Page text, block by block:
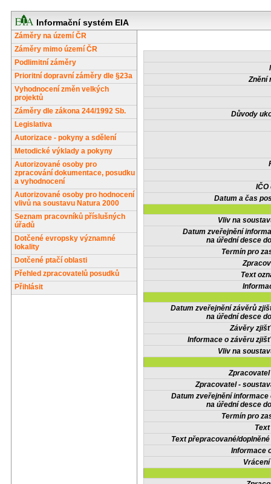
Informační systém EIA
Záměry na území ČR
Záměry mimo území ČR
Podlimitní záměry
Prioritní dopravní záměry dle §23a
Vyhodnocení změn velkých
projektů
Záměry dle zákona 244/1992 Sb.
Legislativa
Autorizace - pokyny a sdělení
Metodické výklady a pokyny
Autorizované osoby pro
zpracování dokumentace, posudku
a vyhodnocení
Autorizované osoby pro hodnocení
vlivů na soustavu Natura 2000
Seznam pracovníků příslušných
úřadů
Dotčené evropsky významné
lokality
Dotčené ptačí oblasti
Přehled zpracovatelů posudků
Přihlásit
Znění
Důvody
IČO
Datum a čas
Vliv na
Datum zveřejnění
na úřední desce
Termín pro
Text
Datum zveřejnění závěrů
na úřední desce
Závěry
Informace o závěru
Vliv na
Zpracovatel -
Datum zveřejnění informace
na úřední desce
Termín pro
Text přepracované/
Informace